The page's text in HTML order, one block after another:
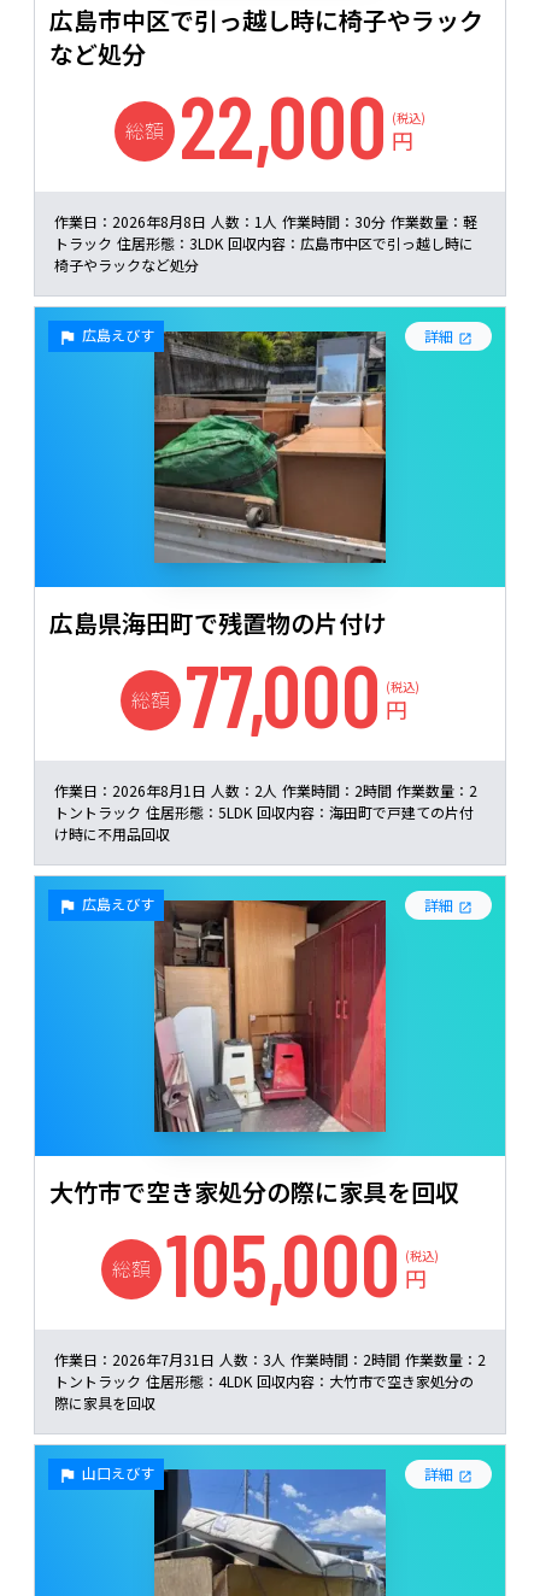
広島市中区で引っ越し時に椅子やラック
など処分
総額 22,000 (税込)
円
作業日： 2026年8月8日 人数： 1人 作業時間： 30分 作業数量： 軽
トラック 住居形態： 3LDK 回収内容： 広島市中区で引っ越し時に
椅子やラックなど処分
広島えびす 詳細
広島県海田町で残置物の片付け
総額 77,000 (税込)
円
作業日： 2026年8月1日 人数： 2人 作業時間： 2時間 作業数量： 2
トントラック 住居形態： 5LDK 回収内容： 海田町で戸建ての片付
け時に不用品回収
広島えびす 詳細
大竹市で空き家処分の際に家具を回収
総額 105,000 (税込)
円
作業日： 2026年7月31日 人数： 3人 作業時間： 2時間 作業数量： 2
トントラック 住居形態： 4LDK 回収内容： 大竹市で空き家処分の
際に家具を回収
山口えびす 詳細